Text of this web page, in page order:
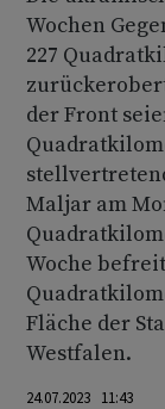
Wochen
227
der Front
Maljar am
Woche
Fläche der
Westfalen.
24.07.2023 11:43